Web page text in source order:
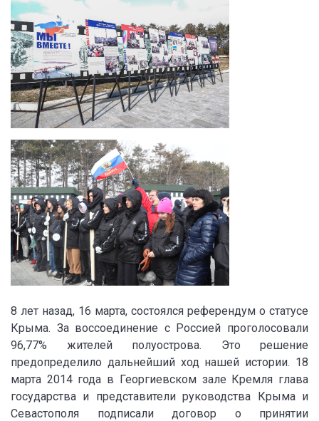
8 лет назад, 16 марта, состоялся референдум о статусе
Крыма. За воссоединение с Россией проголосовали
96,77% жителей полуострова. Это решение
предопределило дальнейший ход нашей истории. 18
марта 2014 года в Георгиевском зале Кремля глава
государства и представители руководства Крыма и
Севастополя подписали договор о принятии